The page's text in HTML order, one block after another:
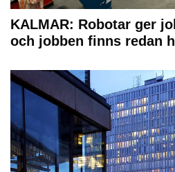
KALMAR: Robotar ger
och jobben finns redan